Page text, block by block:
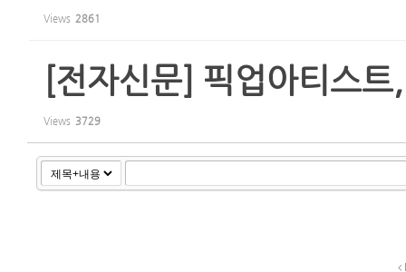
Views 2861
[전자신문] 픽업아티스
Views 3729